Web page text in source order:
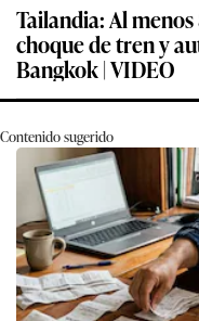
Tailandia: Al
choque de tren y
Bangkok | VIDEO
Contenido sugerido